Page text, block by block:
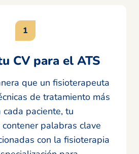
CV para el ATS
que un fisioterapeuta
de tratamiento más
paciente, tu
palabras clave
con la fisioterapia